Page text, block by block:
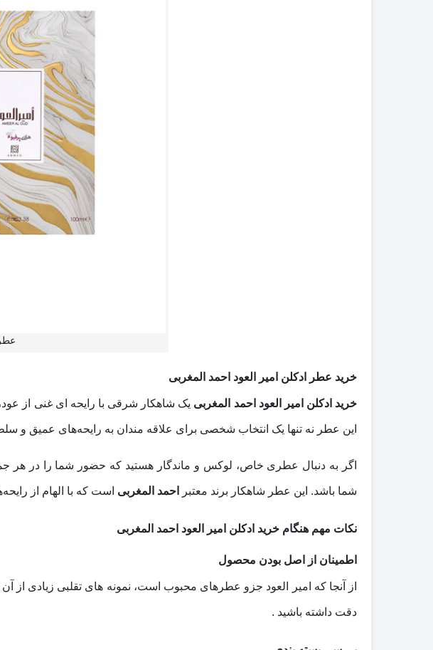
خرید عطر ادکلن امیر العود احمد المغربی
خرید ادکلن امیر العود احمد المغربی یک شاهکار شرقی با رایحه‌ ای غنی از
این عطر نه تنها یک انتخاب شخصی برای علاقه‌ مندان به رایحه‌های عمیق و
اگر به دنبال عطری خاص، لوکس و ماندگار هستید که حضور شما را در هر
شما باشد. این عطر شاهکار برند معتبر احمد المغربی است که با الهام از
نکات مهم هنگام خرید ادکلن امیر العود احمد المغربی
اطمینان از اصل بودن محصول
از آنجا که امیر العود جزو عطرهای محبوب است، نمونه‌ های تقلبی زیادی از
دقت داشته باشید .